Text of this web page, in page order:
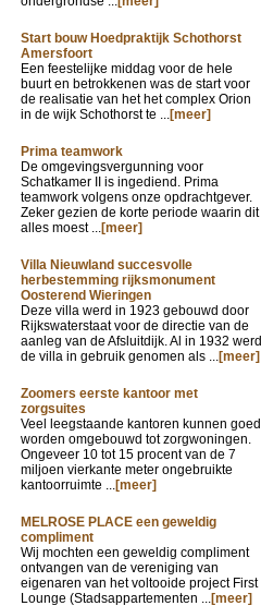
Start bouw Hoedpraktijk Schothorst
Amersfoort
Een feestelijke middag voor de hele
buurt en betrokkenen was de start voor
de realisatie van het het complex Orion
in de wijk Schothorst te ...[meer]
Prima teamwork
De omgevingsvergunning voor
Schatkamer II is ingediend. Prima
teamwork volgens onze opdrachtgever.
Zeker gezien de korte periode waarin dit
alles moest ...[meer]
Villa Nieuwland succesvolle
herbestemming rijksmonument
Oosterend Wieringen
Deze villa werd in 1923 gebouwd door
Rijkswaterstaat voor de directie van de
aanleg van de Afsluitdijk. Al in 1932 werd
de villa in gebruik genomen als ...[meer]
Zoomers eerste kantoor met
zorgsuites
Veel leegstaande kantoren kunnen goed
worden omgebouwd tot zorgwoningen.
Ongeveer 10 tot 15 procent van de 7
miljoen vierkante meter ongebruikte
kantoorruimte ...[meer]
MELROSE PLACE een geweldig
compliment
Wij mochten een geweldig compliment
ontvangen van de vereniging van
eigenaren van het voltooide project First
Lounge (Stadsappartementen ...[meer]